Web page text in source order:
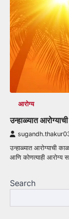
आरोग्य
उन्हाळ्यात
उन्हाळ्यात आरोग्याची
आणि कोणत्याही आरोग्य
Search